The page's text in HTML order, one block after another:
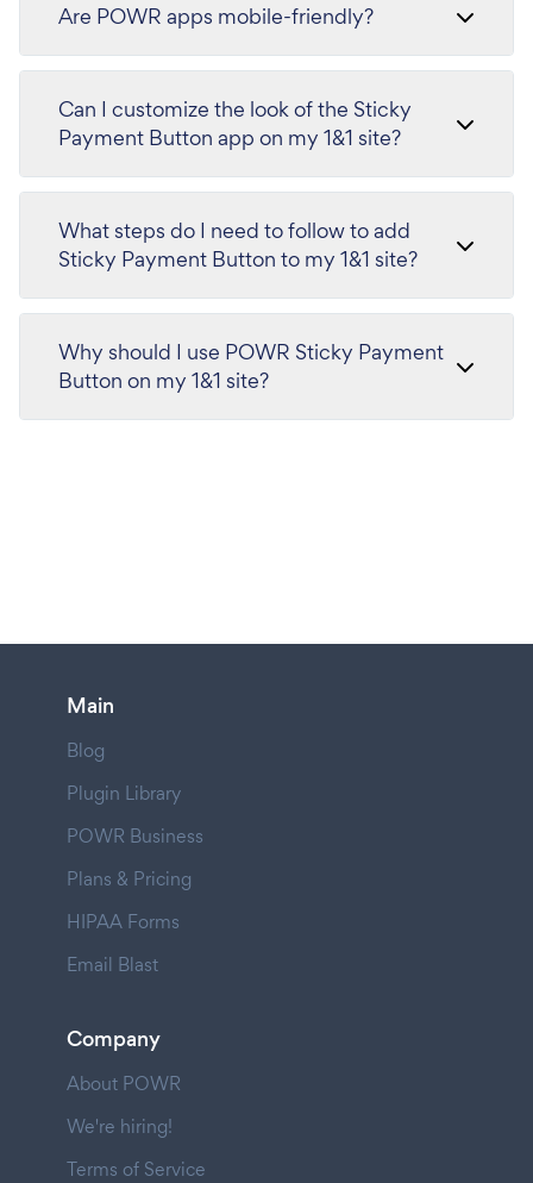
Are POWR apps mobile-friendly?
Can I customize the look of the Sticky
Payment Button app on my 1&1 site?
What steps do I need to follow to add
Sticky Payment Button to my 1&1 site?
Why should I use POWR Sticky Payment
Button on my 1&1 site?
Main
Blog
Plugin Library
POWR Business
Plans & Pricing
HIPAA Forms
Email Blast
Company
About POWR
We're hiring!
Terms of Service